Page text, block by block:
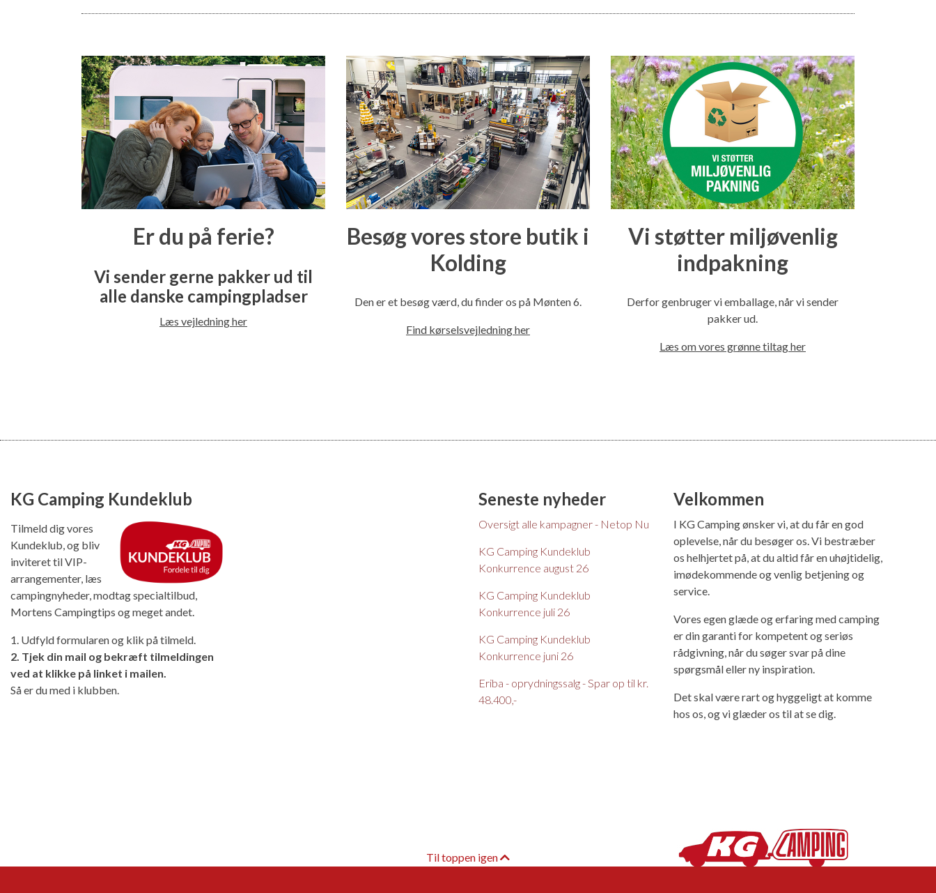
Er du på ferie?
Vi sender gerne pakker ud til
alle danske campingpladser
Læs vejledning her
Besøg vores store butik i
Kolding
Den er et besøg værd, du finder os på Mønten 6.
Find kørselsvejledning her
Vi støtter miljøvenlig
indpakning
Derfor genbruger vi emballage, når vi sender
pakker ud.
Læs om vores grønne tiltag her
KG Camping Kundeklub
Tilmeld dig vores
Kundeklub, og bliv
inviteret til VIP-
arrangementer, læs
campingnyheder, modtag specialtilbud,
Mortens Campingtips og meget andet.
1. Udfyld formularen og klik på tilmeld.
2. Tjek din mail og bekræft tilmeldingen
ved at klikke på linket i mailen.
Så er du med i klubben.
Seneste nyheder
Oversigt alle kampagner - Netop Nu
KG Camping Kundeklub
Konkurrence august 26
KG Camping Kundeklub
Konkurrence juli 26
KG Camping Kundeklub
Konkurrence juni 26
Eriba - oprydningssalg - Spar op til kr.
48.400,-
Velkommen
I KG Camping ønsker vi, at du får en god
oplevelse, når du besøger os. Vi bestræber
os helhjertet på, at du altid får en uhøjtidelig,
imødekommende og venlig betjening og
service.
Vores egen glæde og erfaring med camping
er din garanti for kompetent og seriøs
rådgivning, når du søger svar på dine
spørgsmål eller ny inspiration.
Det skal være rart og hyggeligt at komme
hos os, og vi glæder os til at se dig.
Til toppen igen